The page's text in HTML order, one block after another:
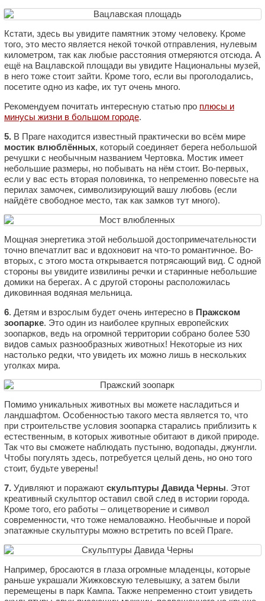
Кстати, здесь вы увидите памятник этому человеку. Кроме
того, это место является некой точкой отправления, нулевым
километром, так как любые расстояния отмеряются отсюда. А
ещё на Вацлавской площади вы увидите Национальны музей,
в него тоже стоит зайти. Кроме того, если вы проголодались,
посетите одно из кафе, их тут очень много.
Рекомендуем почитать интересную статью про плюсы и
минусы жизни в большом городе.
5. В Праге находится известный практически во всём мире
мостик влюблённых, который соединяет берега небольшой
речушки с необычным названием Чертовка. Мостик имеет
небольшие размеры, но побывать на нём стоит. Во-первых,
если у вас есть вторая половинка, то непременно повесьте на
перилах замочек, символизирующий вашу любовь (если
найдёте свободное место, так как замков тут много).
Мощная энергетика этой небольшой достопримечательности
точно впечатлит вас и вдохновит на что-то романтичное. Во-
вторых, с этого моста открывается потрясающий вид. С одной
стороны вы увидите извилины речки и старинные небольшие
домики на берегах. А с другой стороны расположилась
диковинная водяная мельница.
6. Детям и взрослым будет очень интересно в Пражском
зоопарке. Это один из наиболее крупных европейских
зоопарков, ведь на огромной территории собрано более 530
видов самых разнообразных животных! Некоторые из них
настолько редки, что увидеть их можно лишь в нескольких
уголках мира.
Помимо уникальных животных вы можете насладиться и
ландшафтом. Особенностью такого места является то, что
при строительстве условия зоопарка старались приблизить к
естественным, в которых животные обитают в дикой природе.
Так что вы сможете наблюдать пустыню, водопады, джунгли.
Чтобы погулять здесь, потребуется целый день, но оно того
стоит, будьте уверены!
7. Удивляют и поражают скульптуры Давида Черны. Этот
креативный скульптор оставил свой след в истории города.
Кроме того, его работы – олицетворение и символ
современности, что тоже немаловажно. Необычные и порой
эпатажные скульптуры можно встретить по всей Праге.
Например, бросаются в глаза огромные младенцы, которые
раньше украшали Жижковскую телевышку, а затем были
перемещены в парк Кампа. Также непременно стоит увидеть